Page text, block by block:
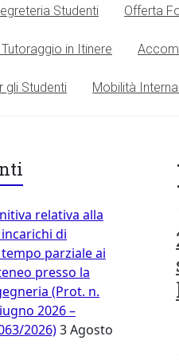
Studenti Offerta
in Itinere
gli Studenti Mobilità
relativa alla
di
parziale ai
presso la
(Prot. n.
2026 –
2026)3 Agosto